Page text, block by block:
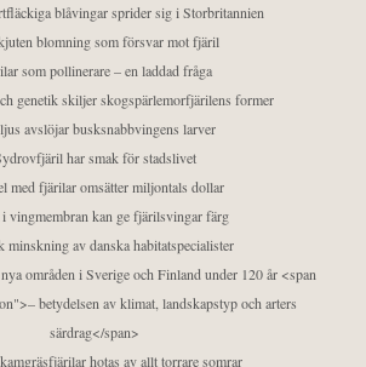
blåvingar sprider sig i Storbritannien
blomning som försvar mot fjäril
som pollinerare – en laddad fråga
genetik skiljer skogspärlemorfjärilens former
avslöjar busksnabbvingens larver
har smak för stadslivet
med fjärilar omsätter miljontals dollar
i vingmembran kan ge fjärilsvingar färg
minskning av danska habitatspecialister
områden i Sverige och Finland under 120 år <span
betydelsen av klimat, landskapstyp och arters
särdrag</span>
hotas av allt torrare somrar